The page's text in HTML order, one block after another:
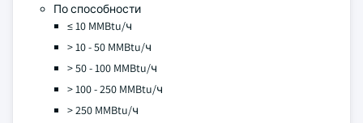
По способности
≤ 10 MMBtu/ч
> 10 - 50 MMBtu/ч
> 50 - 100 MMBtu/ч
> 100 - 250 MMBtu/ч
> 250 MMBtu/ч